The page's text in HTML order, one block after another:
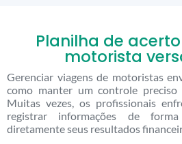
Planilha de
motorista
Gerenciar viagens de motoristas
como manter um controle preciso
Muitas vezes, os profissionais
registrar informações de
diretamente seus resultados